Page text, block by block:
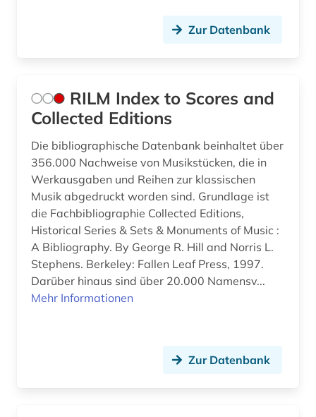
literatur (1)
melville (1)
metadaten (1)
mittelniederdeutsch (1)
musik (2)
musikdruck (2)
musikhandschrift (1)
Zur Datenbank
RILM Index to Scores and
Collected Editions
Die bibliographische Datenbank beinhaltet über
356.000 Nachweise von Musikstücken, die in
Werkausgaben und Reihen zur klassischen
Musik abgedruckt worden sind. Grundlage ist
die Fachbibliographie Collected Editions,
Historical Series & Sets & Monuments of Music :
A Bibliography. By George R. Hill and Norris L.
Stephens. Berkeley: Fallen Leaf Press, 1997.
Darüber hinaus sind über 20.000 Namensv...
Mehr Informationen
Zur Datenbank